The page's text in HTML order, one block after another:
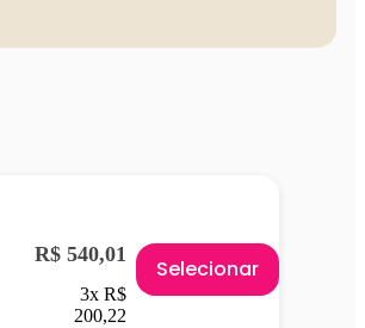
R$ 540,01
3x R$
200,22
Selecionar